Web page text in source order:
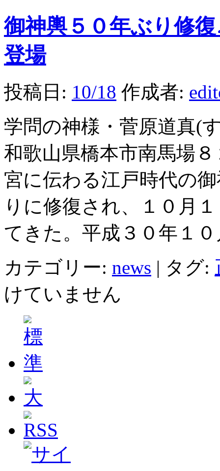
御神輿５０年ぶり修
登場
投稿日: 10/18 作成者:
学問の神様・菅原道真(
和歌山県橋本市南馬場
宮に伝わる江戸時代の
りに修復され、１０月
てきた。平成３０年１
カテゴリー: news | タグ:
けていません